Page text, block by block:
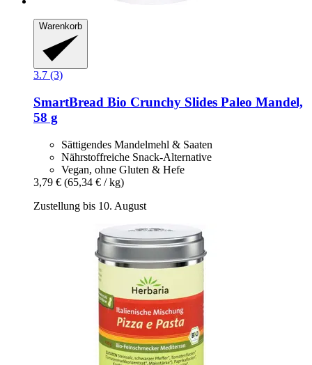
Warenkorb
3.7 (3)
SmartBread Bio Crunchy Slides Paleo Mandel,
58 g
Sättigendes Mandelmehl & Saaten
Nährstoffreiche Snack-Alternative
Vegan, ohne Gluten & Hefe
3,79 € (65,34 € / kg)
Zustellung bis 10. August